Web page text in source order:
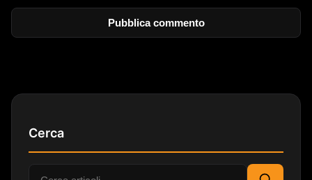
Cerca
Cerca: